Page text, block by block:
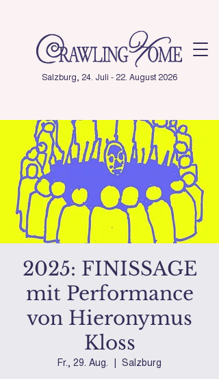
Salzburg, 24. Juli - 22. August 2026
2025: FINISSAGE
mit Performance
von Hieronymus
Kloss
Fr., 29. Aug.
  |
Salzburg